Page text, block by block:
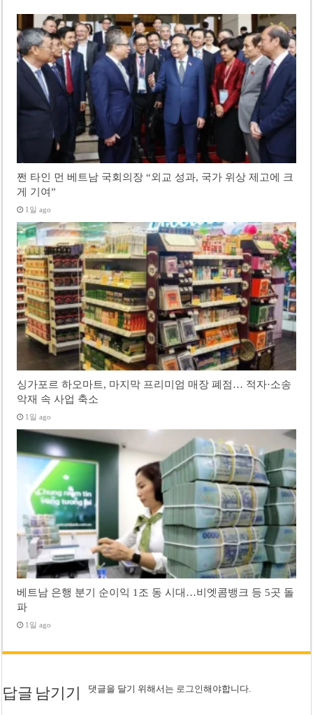
쩐 타인 먼 베트남 국회의장 “외교 성과, 국가 위상 제고에 크
게 기여”
1일 ago
싱가포르 하오마트, 마지막 프리미엄 매장 폐점… 적자·소송
악재 속 사업 축소
1일 ago
베트남 은행 분기 순이익 1조 동 시대…비엣콤뱅크 등 5곳 돌
파
1일 ago
답글 남기기 댓글을 달기 위해서는 로그인해야합니다.